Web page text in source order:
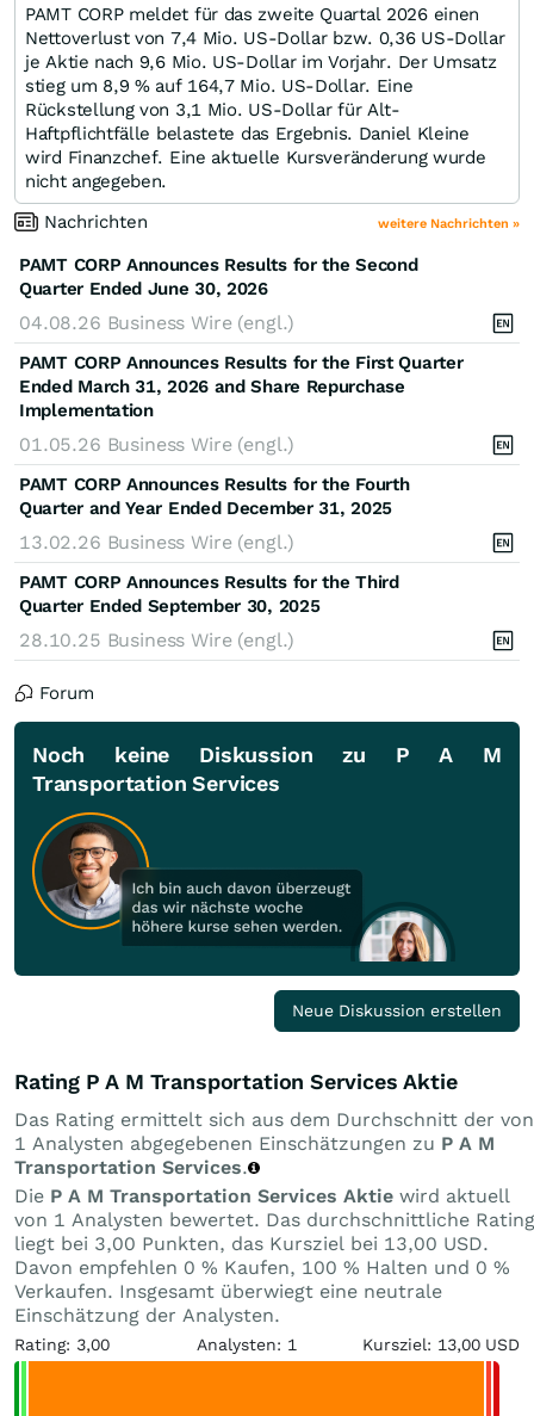
PAMT CORP meldet für das zweite Quartal 2026 einen
Nettoverlust von 7,4 Mio. US-Dollar bzw. 0,36 US-Dollar
je Aktie nach 9,6 Mio. US-Dollar im Vorjahr. Der Umsatz
stieg um 8,9 % auf 164,7 Mio. US-Dollar. Eine
Rückstellung von 3,1 Mio. US-Dollar für Alt-
Haftpflichtfälle belastete das Ergebnis. Daniel Kleine
wird Finanzchef. Eine aktuelle Kursveränderung wurde
nicht angegeben.
Nachrichten
weitere Nachrichten »
PAMT CORP Announces Results for the Second
Quarter Ended June 30, 2026
04.08.26 Business Wire (engl.)
PAMT CORP Announces Results for the First Quarter
Ended March 31, 2026 and Share Repurchase
Implementation
01.05.26 Business Wire (engl.)
PAMT CORP Announces Results for the Fourth
Quarter and Year Ended December 31, 2025
13.02.26 Business Wire (engl.)
PAMT CORP Announces Results for the Third
Quarter Ended September 30, 2025
28.10.25 Business Wire (engl.)
Forum
Noch keine Diskussion zu P A M
Transportation Services
Neue Diskussion erstellen
Rating P A M Transportation Services Aktie
Das Rating ermittelt sich aus dem Durchschnitt der von
1 Analysten abgegebenen Einschätzungen zu P A M
Transportation Services.
Die P A M Transportation Services Aktie wird aktuell
von 1 Analysten bewertet. Das durchschnittliche Rating
liegt bei 3,00 Punkten, das Kursziel bei 13,00 USD.
Davon empfehlen 0 % Kaufen, 100 % Halten und 0 %
Verkaufen. Insgesamt überwiegt eine neutrale
Einschätzung der Analysten.
Rating: 3,00 Analysten: 1 Kursziel: 13,00 USD